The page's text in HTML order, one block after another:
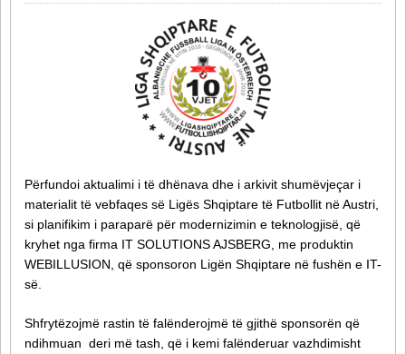
Përfundoi aktualimi i të dhënava dhe i arkivit shumëvjeçar i
materialit të vebfaqes së Ligës Shqiptare të Futbollit në Austri,
si planifikim i paraparë për modernizimin e teknologjisë, që
kryhet nga firma IT SOLUTIONS AJSBERG, me produktin
WEBILLUSION, që sponsoron Ligën Shqiptare në fushën e IT-
së.
Shfrytëzojmë rastin të falënderojmë të gjithë sponsorën që
ndihmuan deri më tash, që i kemi falënderuar vazhdimisht